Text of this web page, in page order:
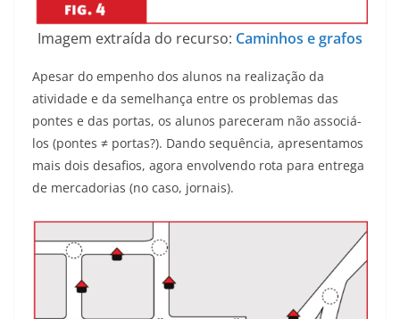
Imagem extraída do recurso: Caminhos e grafos
Apesar do empenho dos alunos na realização da
atividade e da semelhança entre os problemas das
pontes e das portas, os alunos pareceram não associá-
los (pontes ≠ portas?). Dando sequência, apresentamos
mais dois desafios, agora envolvendo rota para entrega
de mercadorias (no caso, jornais).